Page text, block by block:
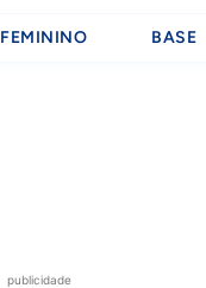
FEMININO BASE
publicidade